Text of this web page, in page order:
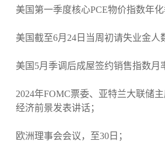
美国第一季度核心PCE物价指数年化
美国截至6月24日当周初请失业金人
美国5月季调后成屋签约销售指数月
2024年FOMC票委、亚特兰大联储
经济前景发表讲话；
欧洲理事会会议，至30日；